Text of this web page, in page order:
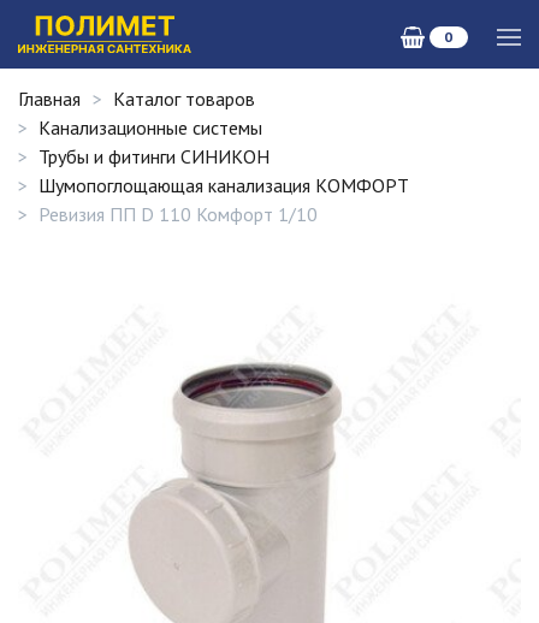
0
Главная
Каталог товаров
Канализационные системы
Трубы и фитинги СИНИКОН
Шумопоглощающая канализация КОМФОРТ
Ревизия ПП D 110 Комфорт 1/10